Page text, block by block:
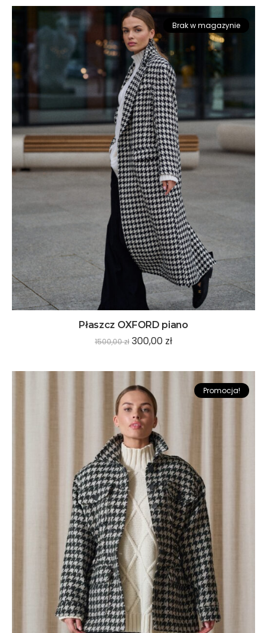
Promocja!
Brak w magazynie
Płaszcz OXFORD piano
1500,00zł 300,00 zł
Promocja!